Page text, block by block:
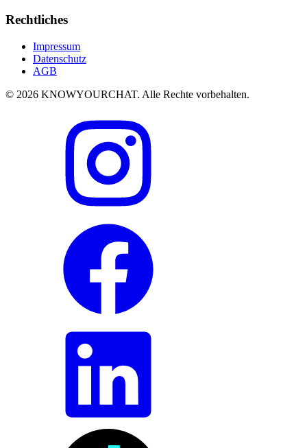
Rechtliches
Impressum
Datenschutz
AGB
© 2026 KNOWYOURCHAT. Alle Rechte vorbehalten.